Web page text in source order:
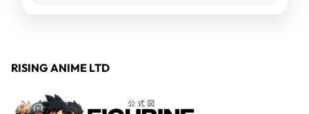
RISING ANIME LTD